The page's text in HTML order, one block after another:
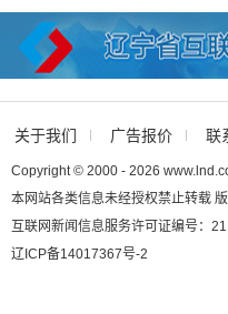
关于我们 广告报价 联
Copyright © 2000 - 2026
本网站各类信息未经授权禁止转载
互联网新闻信息服务许可证编号：
辽ICP备14017367号-2